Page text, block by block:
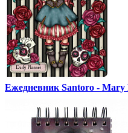
Ежедневник Santoro - Mary